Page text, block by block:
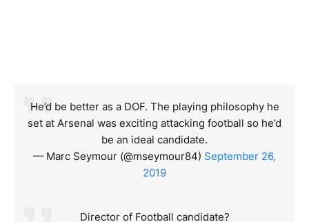
He’d be better as a DOF. The playing philosophy he
set at Arsenal was exciting attacking football so he’d
be an ideal candidate.
— Marc Seymour (@mseymour84) September 26,
2019
Director of Football candidate?